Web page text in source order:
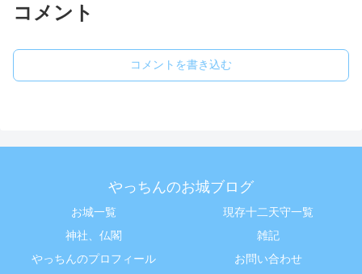
コメント
コメントを書き込む
やっちんのお城ブログ
お城一覧
現存十二天守一覧
神社、仏閣
雑記
やっちんのプロフィール
お問い合わせ